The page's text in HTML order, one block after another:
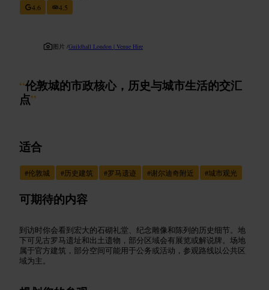
4.6
4.5
图片 /Guildhall London | Venue Hire
“伦敦城的市政核心，历史与城市生活的交汇
点”
适合
#伦敦城 #历史建筑 #罗马遗迹 #谢尔迪奇附近 #城市观光
可期待的内容
到访时你会看到宏大的石砌礼堂、纪念雕像和陈列的历史细节。地
下可见古罗马遗址和出土遗物，部分区域会有展览或解说牌。场地
属于官方建筑，部分空间可能用于公务或活动，参观路线以公共区
域为主。